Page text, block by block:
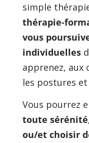
vous
individuelles
apprenez, aux
les postures
Vous pourrez
toute
ou/et choisir